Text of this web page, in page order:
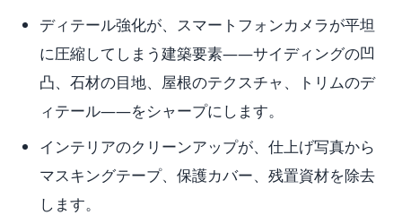
ディテール強化が、スマートフォンカメラが平坦
に圧縮してしまう建築要素——サイディングの凹
凸、石材の目地、屋根のテクスチャ、トリムのデ
ィテール——をシャープにします。
インテリアのクリーンアップが、仕上げ写真から
マスキングテープ、保護カバー、残置資材を除去
します。